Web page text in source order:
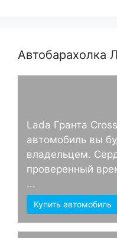
Автобарахолка
Lada Гранта
автомобиль вы
владельцем.
проверенный
...
Купить автомобиль